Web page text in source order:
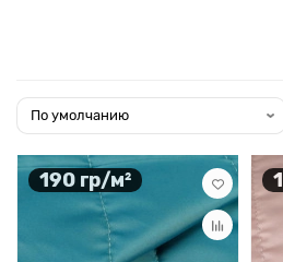
190 гр/м²